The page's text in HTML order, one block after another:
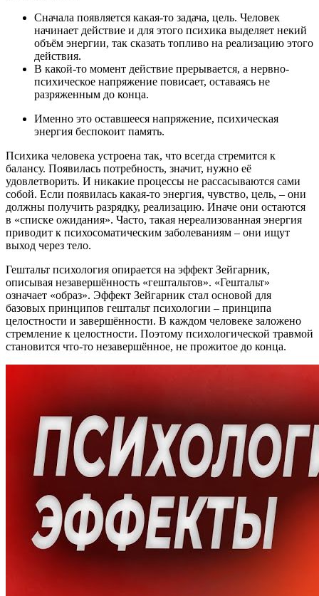
Сначала появляется какая-то задача, цель. Человек
начинает действие и для этого психика выделяет некий
объём энергии, так сказать топливо на реализацию этого
действия.
В какой-то момент действие прерывается, а нервно-
психическое напряжение повисает, оставаясь не
разряженным до конца.
Именно это оставшееся напряжение, психическая
энергия беспокоит память.
Психика человека устроена так, что всегда стремится к
балансу. Появилась потребность, значит, нужно её
удовлетворить. И никакие процессы не рассасываются сами
собой. Если появилась какая-то энергия, чувство, цель, – они
должны получить разрядку, реализацию. Иначе они остаются
в «списке ожидания». Часто, такая нереализованная энергия
приводит к психосоматическим заболеваниям – они ищут
выход через тело.
Гештальт психология опирается на эффект Зейгарник,
описывая незавершённость «гештальтов». «Гештальт»
означает «образ». Эффект Зейгарник стал основой для
базовых принципов гештальт психологии – принципа
целостности и завершённости. В каждом человеке заложено
стремление к целостности. Поэтому психологической травмой
становится что-то незавершённое, не прожитое до конца.